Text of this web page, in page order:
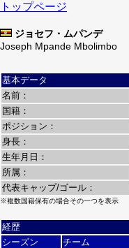
トップページ
ジョセフ・ムパンデ
Joseph Mpande Mbolimbo
基本データ
名前：
国籍：
ポジション：
身長：
生年月日：
所属：
代表キャップ/ゴール：
※複数国籍保有の場合その一つを表示
経歴
シーズン
チーム